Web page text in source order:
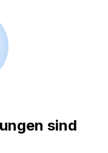
sind